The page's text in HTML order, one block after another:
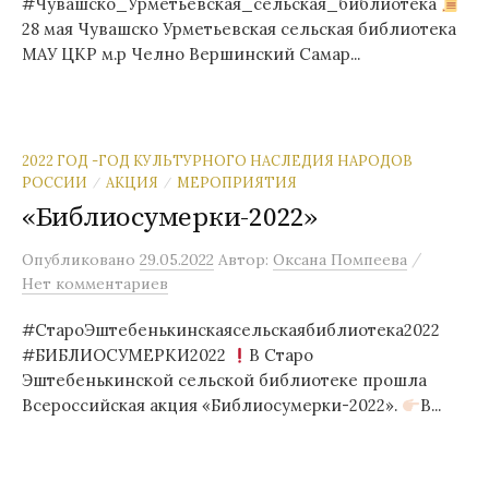
28 мая Чувашско Урметьевская сельская библиотека
МАУ ЦКР м.р Челно Вершинский Самар...
2022 ГОД -ГОД КУЛЬТУРНОГО НАСЛЕДИЯ НАРОДОВ
РОССИИ
/ АКЦИЯ / МЕРОПРИЯТИЯ
«Библиосумерки-2022»
Опубликовано 29.05.2022 Автор: Оксана Помпеева /
Нет комментариев
#СтароЭштебенькинскаясельскаябиблиотека2022
#БИБЛИОСУМЕРКИ2022
В Старо
Эштебенькинской сельской библиотеке прошла
Всероссийская акция «Библиосумерки-2022».
В...